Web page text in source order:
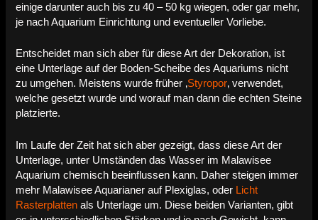
einige darunter auch bis zu 40 – 50 kg wiegen, oder gar mehr,
je nach Aquarium Einrichtung und eventueller Vorliebe.
Entscheidet man sich aber für diese Art der Dekoration, ist
eine Unterlage auf der Boden-Scheibe des Aquariums nicht
zu umgehen. Meistens wurde früher ‚Styropor‚ verwendet,
welche gesetzt wurde und worauf man dann die echten Steine
platzierte.
Im Laufe der Zeit hat sich aber gezeigt, dass diese Art der
Unterlage, unter Umständen das Wasser im Malawisee
Aquarium chemisch beeinflussen kann. Daher steigen immer
mehr Malawisee Aquarianer auf Plexiglas, oder Licht
Rasterplatten als Unterlage um. Diese beiden Varianten, gibt